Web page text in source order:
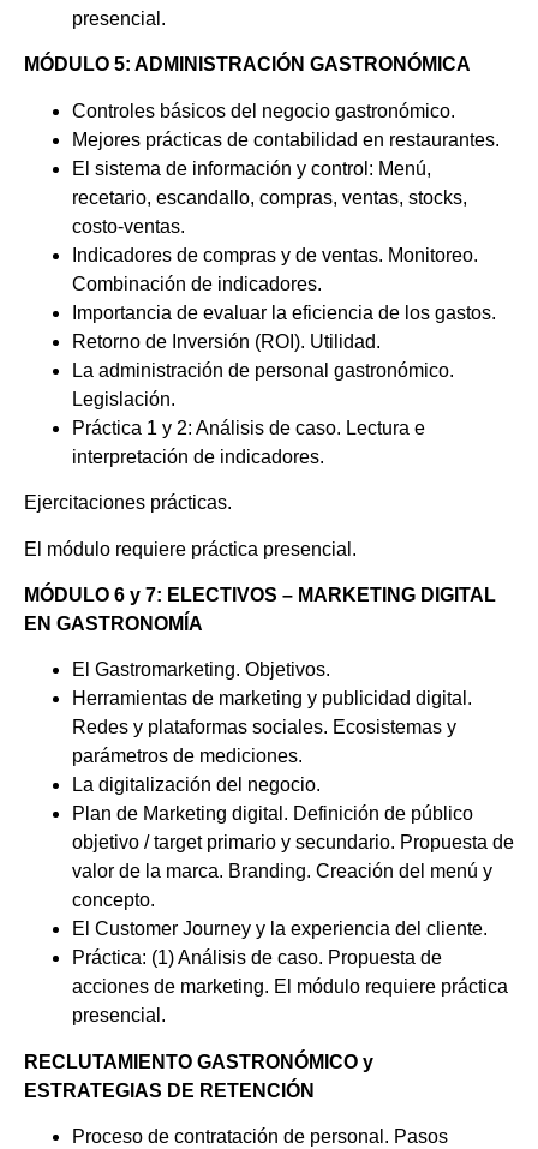
presencial.
MÓDULO 5: ADMINISTRACIÓN GASTRONÓMICA
Controles básicos del negocio gastronómico.
Mejores prácticas de contabilidad en restaurantes.
El sistema de información y control: Menú,
recetario, escandallo, compras, ventas, stocks,
costo-ventas.
Indicadores de compras y de ventas. Monitoreo.
Combinación de indicadores.
Importancia de evaluar la eficiencia de los gastos.
Retorno de Inversión (ROI). Utilidad.
La administración de personal gastronómico.
Legislación.
Práctica 1 y 2: Análisis de caso. Lectura e
interpretación de indicadores.
Ejercitaciones prácticas.
El módulo requiere práctica presencial.
MÓDULO 6 y 7: ELECTIVOS – MARKETING DIGITAL
EN GASTRONOMÍA
El Gastromarketing. Objetivos.
Herramientas de marketing y publicidad digital.
Redes y plataformas sociales. Ecosistemas y
parámetros de mediciones.
La digitalización del negocio.
Plan de Marketing digital. Definición de público
objetivo / target primario y secundario. Propuesta de
valor de la marca. Branding. Creación del menú y
concepto.
El Customer Journey y la experiencia del cliente.
Práctica: (1) Análisis de caso. Propuesta de
acciones de marketing. El módulo requiere práctica
presencial.
RECLUTAMIENTO GASTRONÓMICO y
ESTRATEGIAS DE RETENCIÓN
Proceso de contratación de personal. Pasos